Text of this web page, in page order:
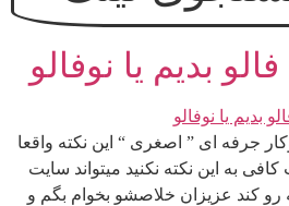
بدیم یا نوفالو
جرفه ای ” اصغری “ این نکته واقعا
به این نکته نکنید میتواند سایت
کند عزیزان خلاصشو بخوام بگم و